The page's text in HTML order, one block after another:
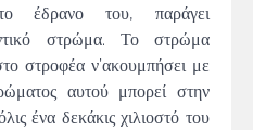
έδρανο του, παράγει
στρώμα. Το στρώμα
στροφέα ν’ακουμπήσει με
αυτού μπορεί στην
ένα δεκάκις χιλιοστό του